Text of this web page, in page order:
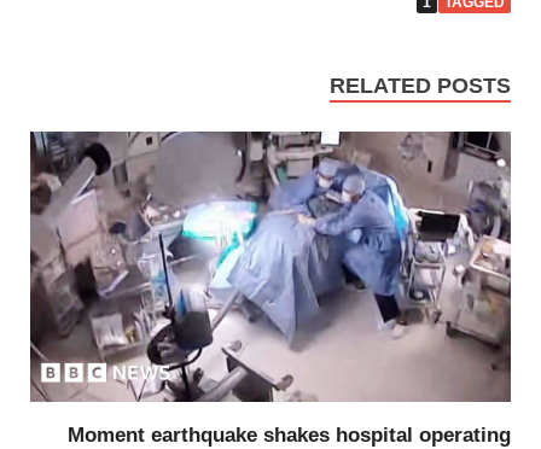
RELATED POSTS
Moment earthquake shakes hospital operating